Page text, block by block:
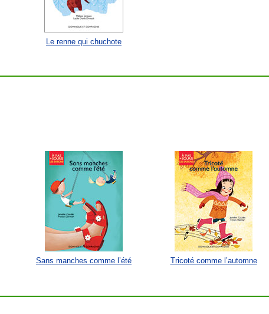
Le renne qui chuchote
Sans manches comme l’été Tricoté comme l’automne